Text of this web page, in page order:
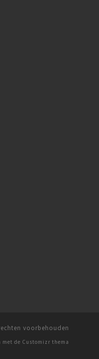
voorbehouden
met de Customizr thema